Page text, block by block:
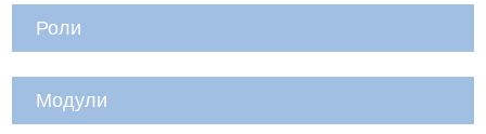
Роли
Модули